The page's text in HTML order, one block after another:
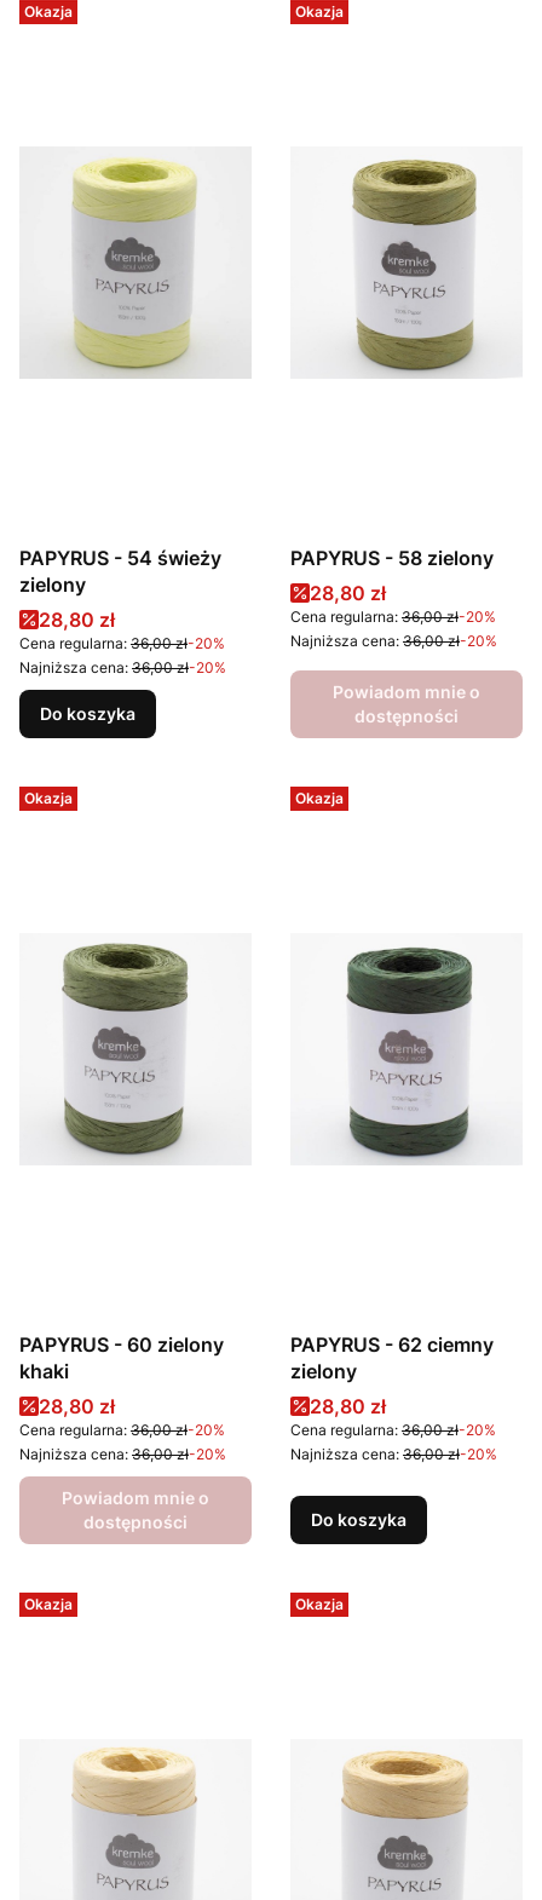
Okazja
PAPYRUS - 54 świeży
zielony
Cena promocyjna
28,80 zł
Cena regularna: 36,00 zł-20%
Najniższa cena: 36,00 zł-20%
Do koszyka
Okazja
PAPYRUS - 58 zielony
Cena promocyjna
28,80 zł
Cena regularna: 36,00 zł-20%
Najniższa cena: 36,00 zł-20%
Powiadom mnie o
dostępności
Okazja
PAPYRUS - 60 zielony
khaki
Cena promocyjna
28,80 zł
Cena regularna: 36,00 zł-20%
Najniższa cena: 36,00 zł-20%
Powiadom mnie o
dostępności
Okazja
PAPYRUS - 62 ciemny
zielony
Cena promocyjna
28,80 zł
Cena regularna: 36,00 zł-20%
Najniższa cena: 36,00 zł-20%
Do koszyka
Okazja Okazja